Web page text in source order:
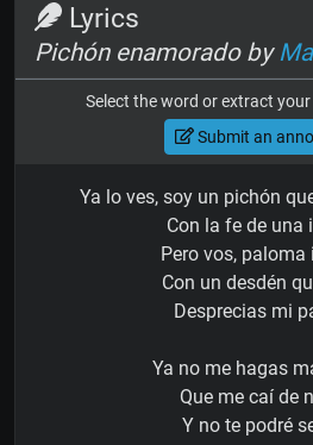
Lyrics
Pichón enamorado by
Select the word or extract
Submit an
Ya lo ves, soy un pichón
Con la fe de una
Pero vos, paloma
Con un desdén
Desprecias mi
Ya no me hagas
Que me caí de
Y no te podré